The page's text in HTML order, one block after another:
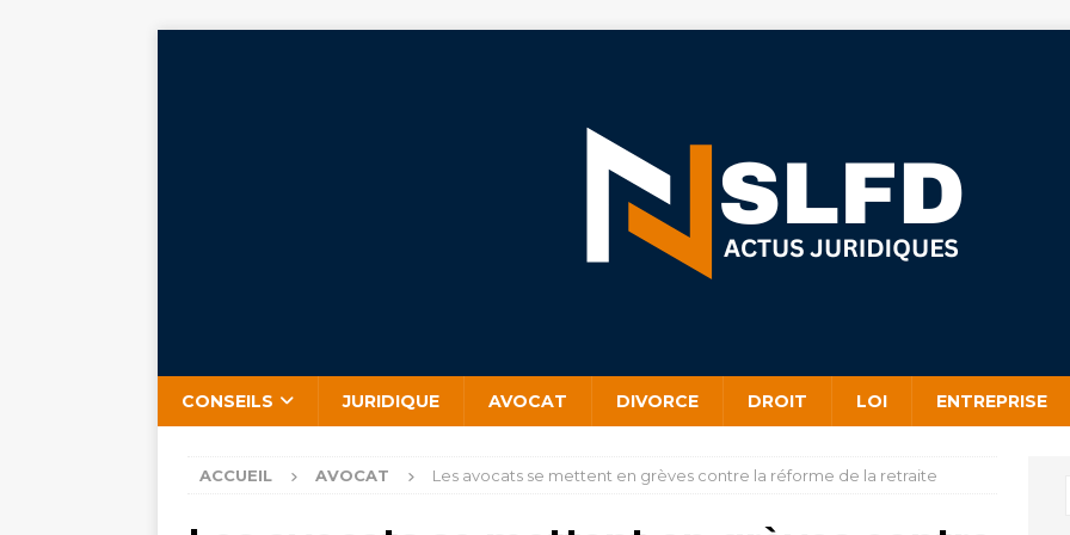
CONSEILS JURIDIQUE AVOCAT DIVORCE DROIT LOI ENTREPRISE
ACCUEIL AVOCAT Les avocats se mettent en grèves contre la réforme de la retraite